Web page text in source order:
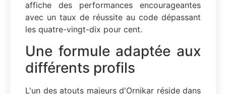
affiche des performances encourageantes
avec un taux de réussite au code dépassant
les quatre-vingt-dix pour cent.
Une formule adaptée aux
différents profils
L'un des atouts majeurs d'Ornikar réside dans